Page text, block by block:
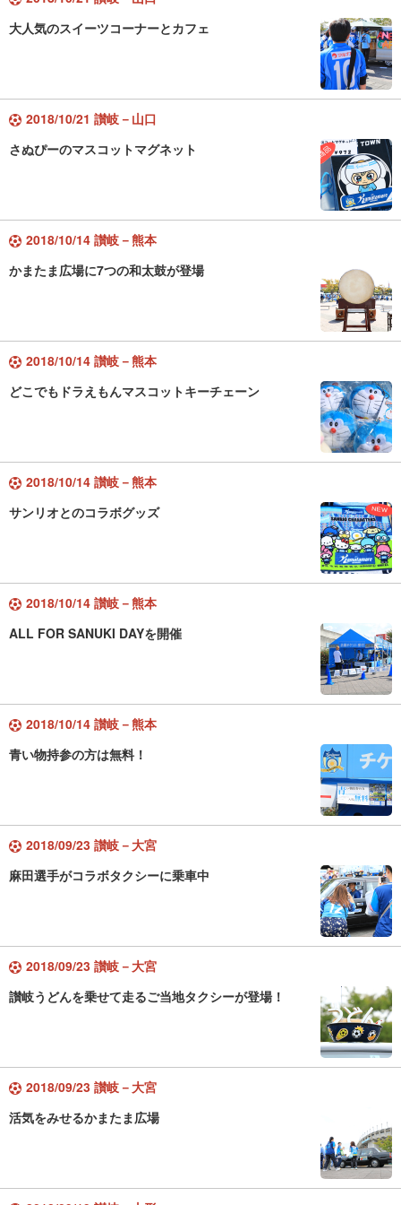
大人気のスイーツコーナーとカフェ
2018/10/21 讃岐－山口
さぬぴーのマスコットマグネット
2018/10/14 讃岐－熊本
かまたま広場に7つの和太鼓が登場
2018/10/14 讃岐－熊本
どこでもドラえもんマスコットキーチェーン
2018/10/14 讃岐－熊本
サンリオとのコラボグッズ
2018/10/14 讃岐－熊本
ALL FOR SANUKI DAYを開催
2018/10/14 讃岐－熊本
青い物持参の方は無料！
2018/09/23 讃岐－大宮
麻田選手がコラボタクシーに乗車中
2018/09/23 讃岐－大宮
讃岐うどんを乗せて走るご当地タクシーが登場！
2018/09/23 讃岐－大宮
活気をみせるかまたま広場